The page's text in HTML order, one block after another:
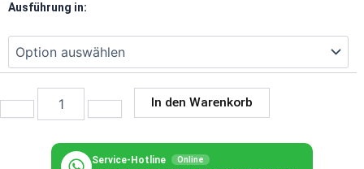
Ausführung in:
Garden
Piazza
In den Warenkorb
Service-Hotline Online